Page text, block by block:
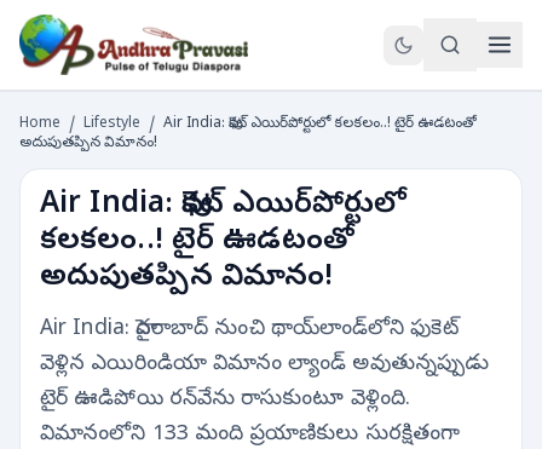
Home / Lifestyle / Air India: ఫుకెట్ ఎయిర్‌పోర్టులో కలకలం..! టైర్ ఊడటంతో
అదుపుతప్పిన విమానం!
Air India: ఫుకెట్ ఎయిర్‌పోర్టులో
కలకలం..! టైర్ ఊడటంతో
అదుపుతప్పిన విమానం!
Air India: హైదరాబాద్ నుంచి థాయ్‌లాండ్‌లోని ఫుకెట్
వెళ్లిన ఎయిరిండియా విమానం ల్యాండ్ అవుతున్నప్పుడు
టైర్ ఊడిపోయి రన్‌వేను రాసుకుంటూ వెళ్లింది.
విమానంలోని 133 మంది ప్రయాణికులు సురక్షితంగా